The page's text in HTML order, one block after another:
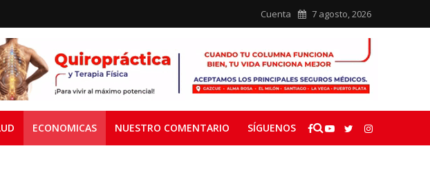
Cuenta 7 agosto, 2026
ECONOMICAS NUESTRO COMENTARIO SÍGUENOS